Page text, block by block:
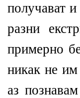
получават
разни
примерно
никак не
аз